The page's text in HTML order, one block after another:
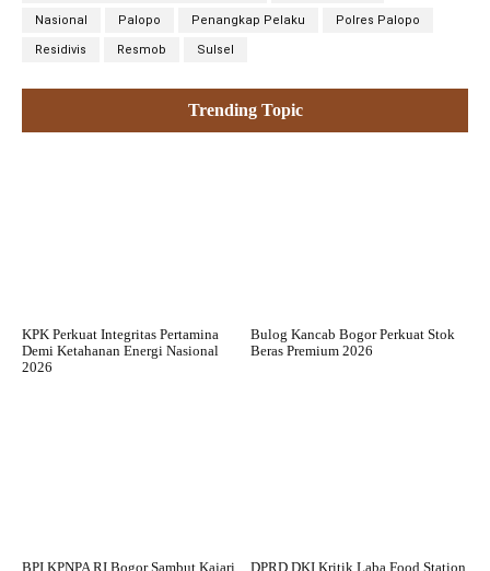
Nasional Palopo Penangkap Pelaku Polres Palopo
Residivis Resmob Sulsel
Trending Topic
KPK Perkuat Integritas Pertamina
Demi Ketahanan Energi Nasional
2026
Bulog Kancab Bogor Perkuat Stok
Beras Premium 2026
BPI KPNPA RI Bogor Sambut Kajari DPRD DKI Kritik Laba Food Station